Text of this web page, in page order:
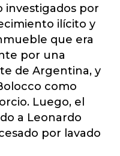
investigados por
ilícito y
que era
por una
de Argentina, y
como
Luego, el
a Leonardo
por lavado